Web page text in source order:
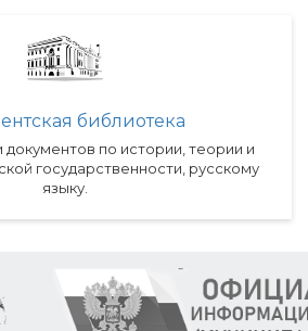
библиотека
по истории, теории и
государственности, русскому
языку.